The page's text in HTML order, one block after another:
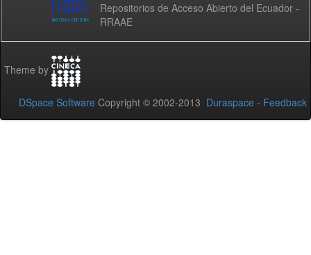
Repositorios de Acceso Abierto del Ecuador -
RRAAE
Theme by
DSpace Software Copyright © 2002-2013 Duraspace - Feedback